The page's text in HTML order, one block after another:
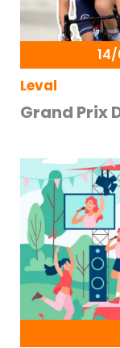
Leval
Grand Prix